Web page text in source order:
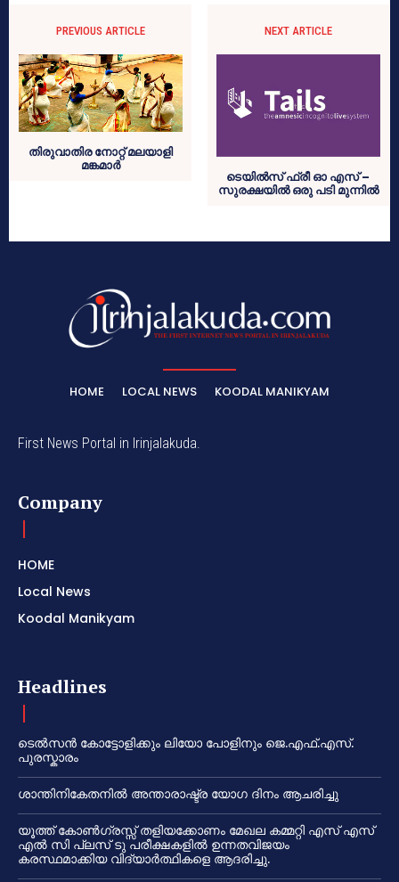
PREVIOUS ARTICLE
തിരുവാതിര നോറ്റ് മലയാളി
മങ്കമാര്‍
NEXT ARTICLE
ടെയില്‍സ് ഫ്രീ ഓ എസ് –
സുരക്ഷയില്‍ ഒരു പടി മുന്നില്‍
HOME LOCAL NEWS KOODAL MANIKYAM
First News Portal in Irinjalakuda.
Company
HOME
Local News
Koodal Manikyam
Headlines
ടെൽസൻ കോട്ടോളിക്കും ലിയോ പോളിനും ജെ.എഫ്.എസ്.
പുരസ്കാരം
ശാന്തിനികേതനിൽ അന്താരാഷ്ട്ര യോഗ ദിനം ആചരിച്ചു
യൂത്ത് കോൺഗ്രസ്സ് തളിയക്കോണം മേഖല കമ്മറ്റി എസ് എസ്
എൽ സി പ്ലസ് ടു പരീക്ഷകളിൽ ഉന്നതവിജയം
കരസ്ഥമാക്കിയ വിദ്യാർത്ഥികളെ ആദരിച്ചു.